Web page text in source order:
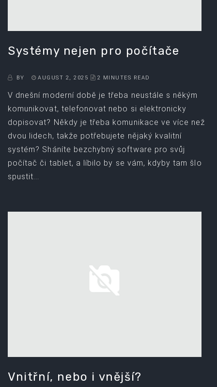
Systémy nejen pro počítače
BY AUGUST 2, 2025 2 MINUTES READ
V dnešní moderní době je třeba neustále s někým
komunikovat, telefonovat nebo si elektronicky
dopisovat? Někdy je třeba komunikace ve více než
dvou lidech, takže potřebujete nějaký kvalitní
systém? Sháníte bezchybný software pro svůj
počítač či tablet, a líbilo by se vám, kdyby tam šlo
spustit...
Vnitřní, nebo i vnější?